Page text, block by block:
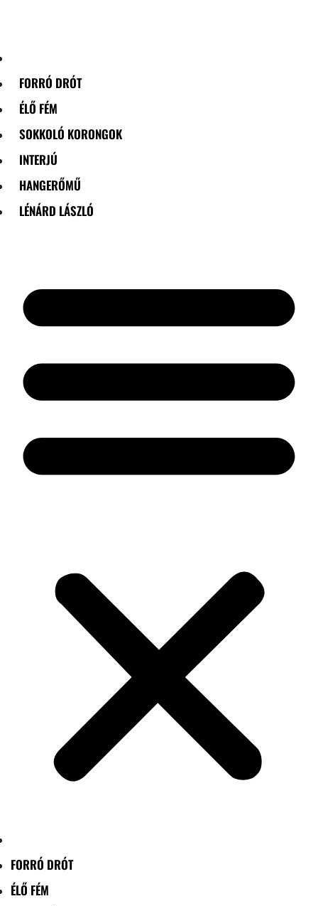
FORRÓ DRÓT
ÉLŐ FÉM
SOKKOLÓ KORONGOK
INTERJÚ
HANGERŐMŰ
LÉNÁRD LÁSZLÓ
FORRÓ DRÓT
ÉLŐ FÉM